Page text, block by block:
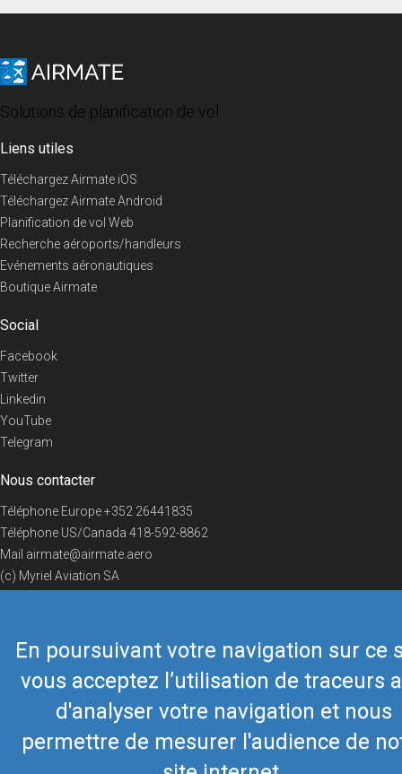
En poursuivant votre navigation sur ce
vous acceptez l’utilisation de traceurs
d'analyser votre navigation et nous
permettre de mesurer l'audience de
Solutions de planification de vol
Liens utiles
Téléchargez Airmate iOS
Téléchargez Airmate Android
Planification de vol Web
Recherche aéroports/handleurs
Evénements aéronautiques
Boutique Airmate
Social
Facebook
Twitter
Linkedin
YouTube
Telegram
Nous contacter
Téléphone Europe+352 26441835
Téléphone US/Canada 418-592-8862
Mail airmate@airmate.aero
(c) Myriel Aviation SA
© 2019 Airmate -Conditions d'utilisation- Vie privée Back to top